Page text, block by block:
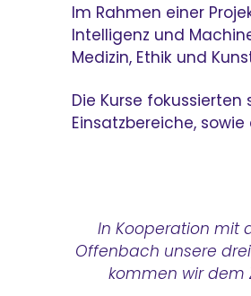
Im Rahmen einer
Intelligenz und
Medizin, Ethik und
Die Kurse
Einsatzbereiche,
In Kooperation mit
Offenbach unsere
kommen wir dem